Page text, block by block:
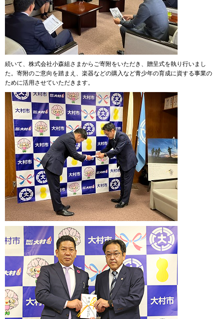
続いて、株式会社小森組さまからご寄附をいただき、贈呈式を執り行いまし
た。寄附のご意向を踏まえ、楽器などの購入など青少年の育成に資する事業の
ために活用させていただきます。